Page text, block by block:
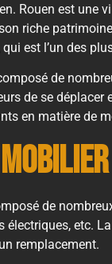
Rouen est une
riche
est l’un des
de
de se déplacer
en matière de
de
électriques, etc.
remplacement.